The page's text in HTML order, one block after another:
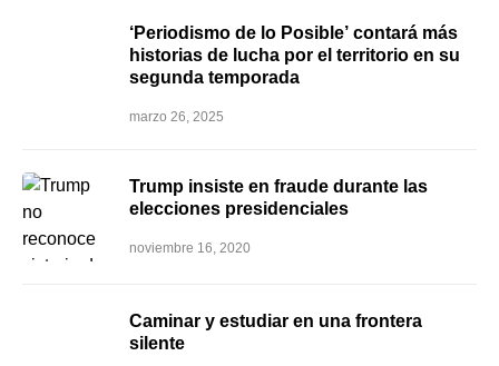
‘Periodismo de lo Posible’ contará más
historias de lucha por el territorio en su
segunda temporada
marzo 26, 2025
Trump insiste en fraude durante las
elecciones presidenciales
noviembre 16, 2020
Caminar y estudiar en una frontera
silente